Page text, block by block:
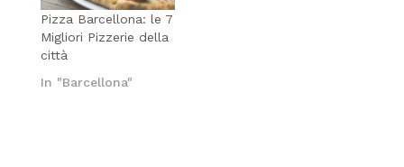
Pizza Barcellona: le 7
Migliori Pizzerie della
città
In "Barcellona"